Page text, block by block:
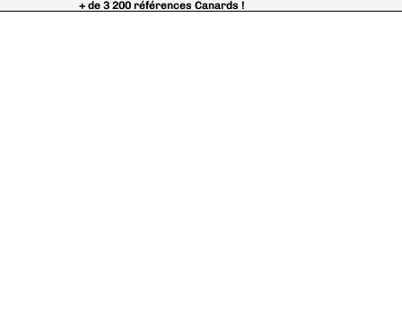
+ de 3 200 références Canards !
+ de 3 200 références Canards !